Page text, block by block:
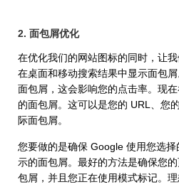
2. 面包屑优化
在优化我们的网站图标的同时，让
在桌面和移动搜索结果中显示面包
面包屑，这会影响您的点击率。现
的面包屑。这可以是您的 URL、您
际面包屑。
您要做的是确保 Google 使用您选
示的面包屑。最好的方法是确保您
包屑，并且您正在使用模式标记。